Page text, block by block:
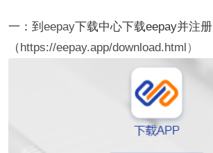
一：到 eepay下载中心下载eepay并注册
（https://eepay.app/download.html ）